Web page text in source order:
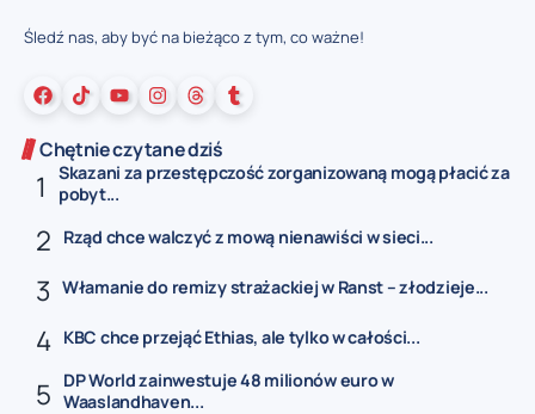
Śledź nas, aby być na bieżąco z tym, co ważne!
Chętnie czytane dziś
Skazani za przestępczość zorganizowaną mogą płacić za
pobyt...
Rząd chce walczyć z mową nienawiści w sieci...
Włamanie do remizy strażackiej w Ranst – złodzieje...
KBC chce przejąć Ethias, ale tylko w całości...
DP World zainwestuje 48 milionów euro w
Waaslandhaven...